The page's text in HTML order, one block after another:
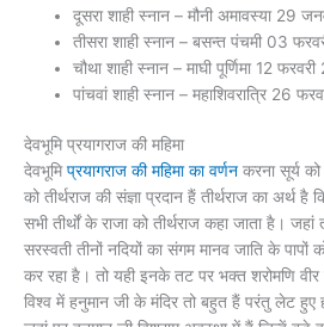
दूसरा शाही स्नान – मौनी अमावस्या 29
तीसरा शाही स्नान – बसन्त पंचमी 03
चौथा शाही स्नान – माघी पूर्णिमा 12
पांचवां शाही स्नान – महाशिवरात्रि 26
देवभूमि प्रयागराज की महिमा
देवभूमिप्रयागराज की महिमा का वर्णन करना सूर्य
को तीर्थराज की संज्ञा प्रदान हैं तीर्थराज का अर्थ है
सभी तीर्थों के राजा को तीर्थराज कहा जाता है।
सरस्वती तीनों नदियों का संगम मानव जाति के पापों
कर रहा है। तो यही इनके तट पर भक्त शरोमणि वीर
विश्व में हनुमान जी के मंदिर तो बहुत हैं परंतु लेट हुए